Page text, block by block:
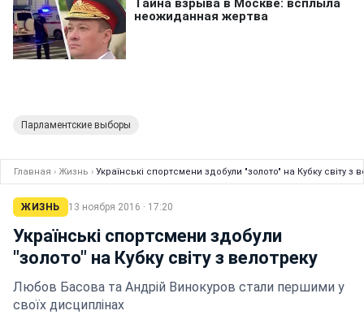
Парламентские выборы
Главная › Жизнь › Українські спортсмени здобули "золото" на Кубку світу з
ЖИЗНЬ 13 ноября 2016 · 17:20
Українські спортсмени здобули
"золото" на Кубку світу з велотреку
Любов Басова та Андрій Винокуров стали першими у
своїх дисциплінах